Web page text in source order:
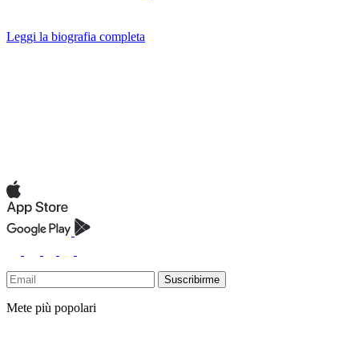
Leggi la biografia completa
Suscribirme
Mete più popolari